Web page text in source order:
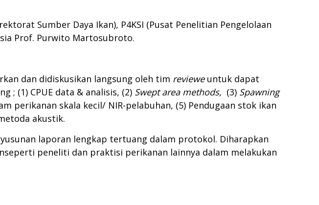
Sumber Daya Ikan), P4KSI (Pusat Penelitian Pengelolaan
Prof. Purwito Martosubroto.
dan didiskusikan langsung oleh tim revieweuntuk dapat
; (1) CPUE data & analisis, (2) Swept area methods, (3) Spawning
perikanan skala kecil/ NIR-pelabuhan, (5) Pendugaan stok ikan
akustik.
laporan lengkap tertuang dalam protokol. Diharapkan
peneliti dan praktisi perikanan lainnya dalam melakukan